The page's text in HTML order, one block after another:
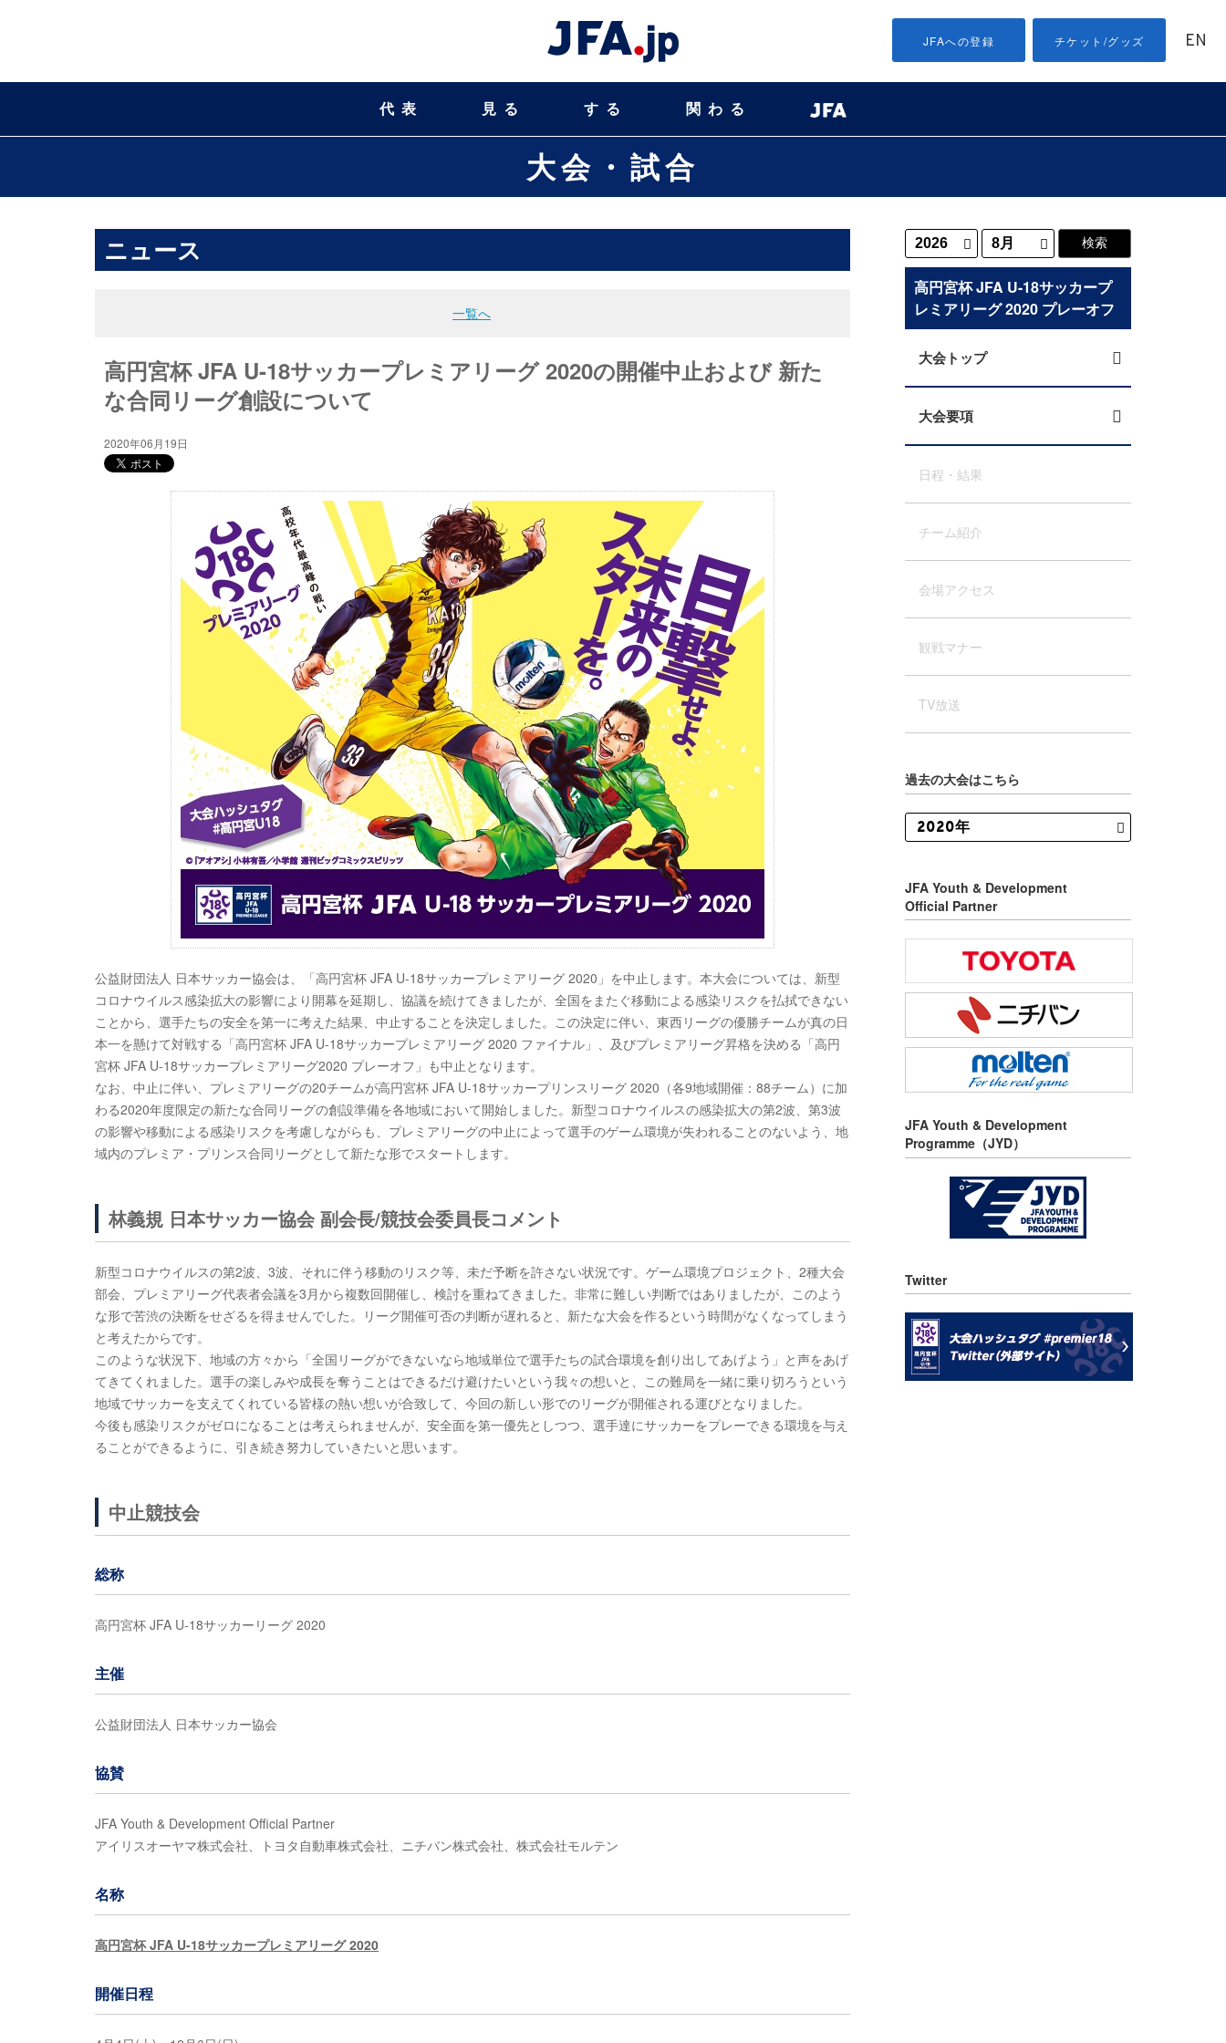
JFAへの登録 チケット/グッズ EN
代表 見る する 関わる
大会・試合
ニュース
一覧へ
高円宮杯 JFA U-18サッカープレミアリーグ 2020の開催中止および 新た
な合同リーグ創設について
2020年06月19日
公益財団法人 日本サッカー協会は、「高円宮杯 JFA U-18サッカープレミアリーグ 2020」を中止します。本大会については、新型
コロナウイルス感染拡大の影響により開幕を延期し、協議を続けてきましたが、全国をまたぐ移動による感染リスクを払拭できない
ことから、選手たちの安全を第一に考えた結果、中止することを決定しました。この決定に伴い、東西リーグの優勝チームが真の日
本一を懸けて対戦する「高円宮杯 JFA U-18サッカープレミアリーグ 2020 ファイナル」、及びプレミアリーグ昇格を決める「高円
宮杯 JFA U-18サッカープレミアリーグ2020 プレーオフ」も中止となります。
なお、中止に伴い、プレミアリーグの20チームが高円宮杯 JFA U-18サッカープリンスリーグ 2020（各9地域開催：88チーム）に加
わる2020年度限定の新たな合同リーグの創設準備を各地域において開始しました。新型コロナウイルスの感染拡大の第2波、第3波
の影響や移動による感染リスクを考慮しながらも、プレミアリーグの中止によって選手のゲーム環境が失われることのないよう、地
域内のプレミア・プリンス合同リーグとして新たな形でスタートします。
林義規 日本サッカー協会 副会長/競技会委員長コメント
新型コロナウイルスの第2波、3波、それに伴う移動のリスク等、未だ予断を許さない状況です。ゲーム環境プロジェクト、2種大会
部会、プレミアリーグ代表者会議を3月から複数回開催し、検討を重ねてきました。非常に難しい判断ではありましたが、このよう
な形で苦渋の決断をせざるを得ませんでした。リーグ開催可否の判断が遅れると、新たな大会を作るという時間がなくなってしまう
と考えたからです。
このような状況下、地域の方々から「全国リーグができないなら地域単位で選手たちの試合環境を創り出してあげよう」と声をあげ
てきてくれました。選手の楽しみや成長を奪うことはできるだけ避けたいという我々の想いと、この難局を一緒に乗り切ろうという
地域でサッカーを支えてくれている皆様の熱い想いが合致して、今回の新しい形でのリーグが開催される運びとなりました。
今後も感染リスクがゼロになることは考えられませんが、安全面を第一優先としつつ、選手達にサッカーをプレーできる環境を与え
ることができるように、引き続き努力していきたいと思います。
中止競技会
総称
高円宮杯 JFA U-18サッカーリーグ 2020
主催
公益財団法人 日本サッカー協会
協賛
JFA Youth & Development Official Partner
アイリスオーヤマ株式会社、トヨタ自動車株式会社、ニチバン株式会社、株式会社モルテン
名称
高円宮杯 JFA U-18サッカープレミアリーグ 2020
開催日程
高円宮杯 JFA U-18サッカープ
レミアリーグ 2020 プレーオフ
大会トップ
大会要項
日程・結果
チーム紹介
会場アクセス
観戦マナー
TV放送
過去の大会はこちら
JFA Youth & Development
Official Partner
JFA Youth & Development
Programme（JYD）
Twitter